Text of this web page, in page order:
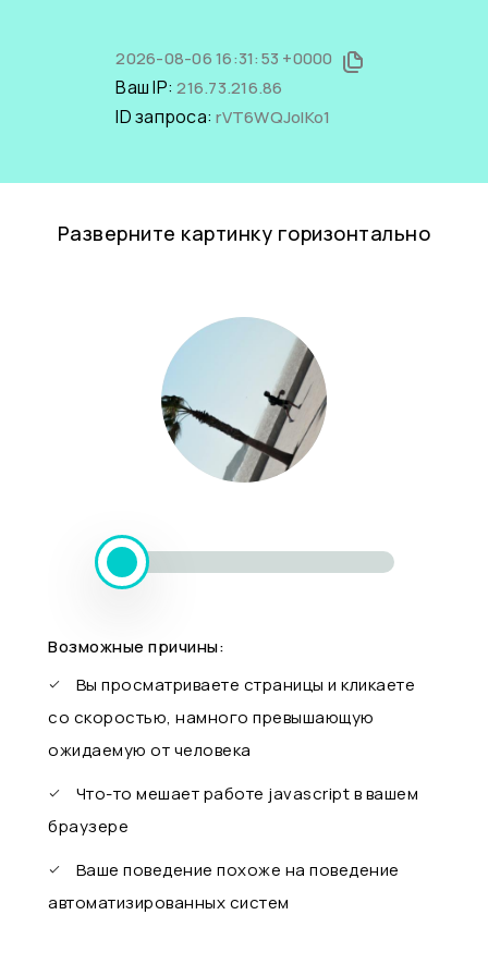
2026-08-06 16:31:53 +0000
Ваш IP:216.73.216.86
ID запроса:rVT6WQJolKo1
Разверните картинку горизонтально
Возможные причины:
Вы просматриваете страницы и кликаете
со скоростью, намного превышающую
ожидаемую от человека
Что-то мешает работе javascript в вашем
браузере
Ваше поведение похоже на поведение
автоматизированных систем